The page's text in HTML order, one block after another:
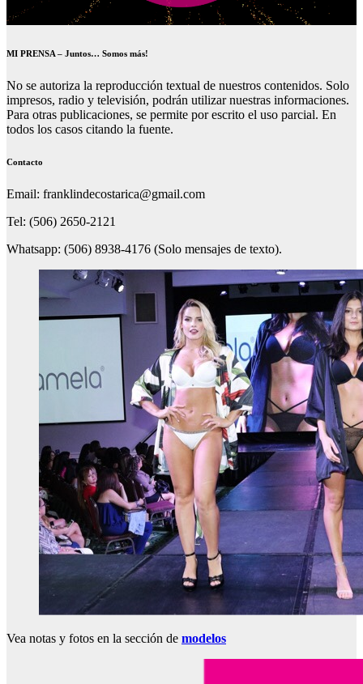
MI PRENSA – Juntos… Somos más!
No se autoriza la reproducción textual de nuestros contenidos. Solo
impresos, radio y televisión, podrán utilizar nuestras informaciones.
Para otras publicaciones, se permite por escrito el uso parcial. En
todos los casos citando la fuente.
Contacto
Email: franklindecostarica@gmail.com
Tel: (506) 2650-2121
Whatsapp: (506) 8938-4176 (Solo mensajes de texto).
Vea notas y fotos en la sección de modelos